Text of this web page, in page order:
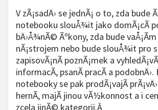
V zÃ¡sadÄ› se jednÃ¡ o to, zda bude
notebooku slouÅ¾it jako domÃ¡cÃ­
bÄ›Å¾nÃ© Ãºkony, zda bude
nÃ¡strojem nebo bude slouÅ¾it pro
zapisovÃ¡nÃ­ poznÃ¡mek a
informacÃ­, psanÃ­ pracÃ­ a
notebooky se pak prodÃ¡vajÃ­
hernÃ­, majÃ­ jinou vÃ½konnost a i
zcela jinÃ© kategorii.Â